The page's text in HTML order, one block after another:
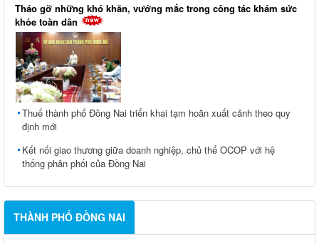
Tháo gỡ những khó khăn, vướng mắc trong công tác khám sức
khỏe toàn dân
Thuế thành phố Đồng Nai triển khai tạm hoãn xuất cảnh theo quy
định mới
Kết nối giao thương giữa doanh nghiệp, chủ thể OCOP với hệ
thống phân phối của Đồng Nai
THÀNH PHỐ ĐỒNG NAI